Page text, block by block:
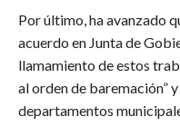
Por último, ha avanzado
acuerdo en Junta de
llamamiento de estos
al orden de baremación”
departamentos